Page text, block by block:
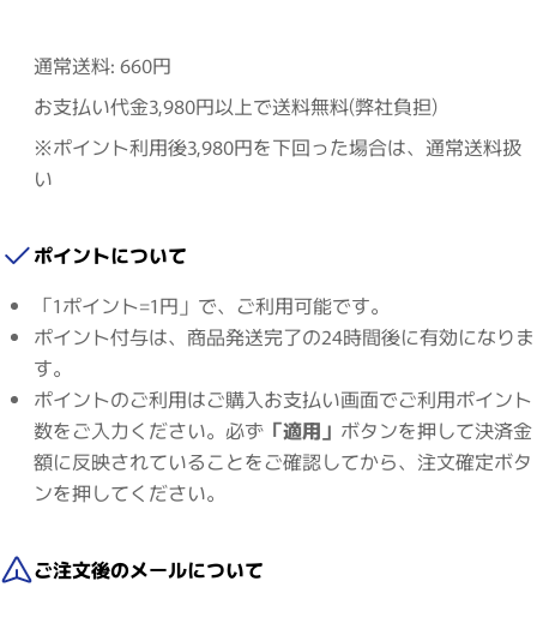
通常送料: 660円
お支払い代金3,980円以上で送料無料(弊社負担)
※ポイント利用後3,980円を下回った場合は、通常送料扱
い
ポイントについて
「1ポイント=1円」で、ご利用可能です。
ポイント付与は、商品発送完了の24時間後に有効になりま
す。
ポイントのご利用はご購入お支払い画面でご利用ポイント
数をご入力ください。必ず 「適用」 ボタンを押して決済金
額に反映されていることをご確認してから、注文確定ボタ
ンを押してください。
ご注文後のメールについて